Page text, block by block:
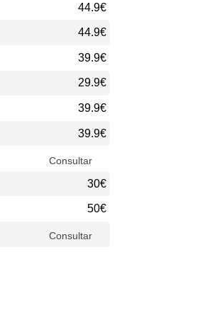
44.9€
44.9€
39.9€
29.9€
39.9€
39.9€
Consultar
30€
50€
Consultar